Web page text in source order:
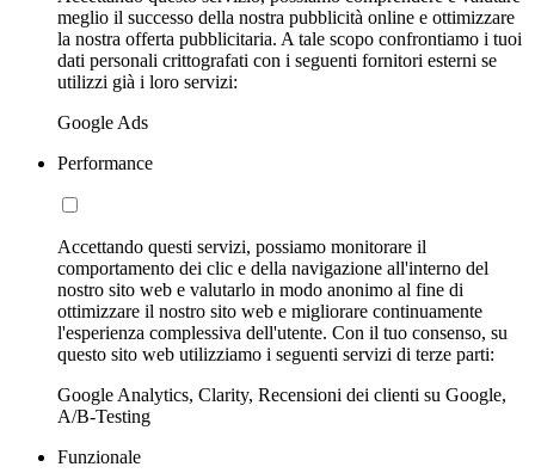
meglio il successo della nostra pubblicità online e ottimizzare
la nostra offerta pubblicitaria. A tale scopo confrontiamo i tuoi
dati personali crittografati con i seguenti fornitori esterni se
utilizzi già i loro servizi:
Google Ads
Performance
Accettando questi servizi, possiamo monitorare il
comportamento dei clic e della navigazione all'interno del
nostro sito web e valutarlo in modo anonimo al fine di
ottimizzare il nostro sito web e migliorare continuamente
l'esperienza complessiva dell'utente. Con il tuo consenso, su
questo sito web utilizziamo i seguenti servizi di terze parti:
Google Analytics, Clarity, Recensioni dei clienti su Google,
A/B-Testing
Funzionale